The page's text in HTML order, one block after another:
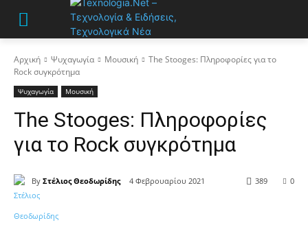
Αρχική Ψυχαγωγία Μουσική
The Stooges: Πληροφορίες για το
Rock συγκρότημα
Ψυχαγωγία Μουσική
The Stooges: Πληροφορίες
για το Rock συγκρότημα
By Στέλιος Θεοδωρίδης 4 Φεβρουαρίου 2021 0
389